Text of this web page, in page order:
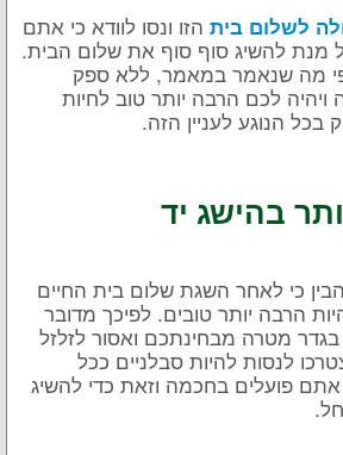
לשלום בית הזו ונסו לוודא כי אתם
מנת להשיג סוף סוף את שלום הבית.
מה שנאמר במאמר, ללא ספק
לכם הרבה יותר טוב לחיות
בכל הנוגע לעניין הזה.
בהישג יד
כי לאחר השגת שלום בית החיים
הרבה יותר טובים. לפיכך מדובר
מטרה מבחינתכם ואסור לזלזל
לנסות להיות סבלניים ככל
פועלים בחכמה וזאת כדי להשיג